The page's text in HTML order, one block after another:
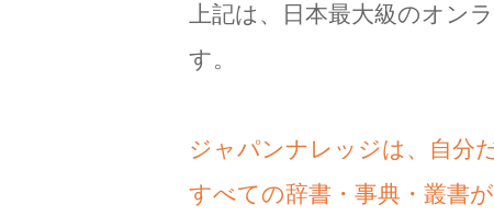
上記は、日本最大級のオン
す。
ジャパンナレッジは、自分
すべての辞書・事典・叢書